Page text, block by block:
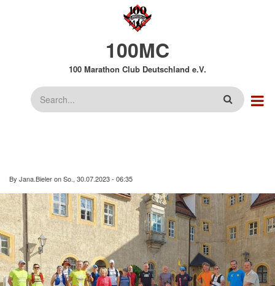
100MC
100 Marathon Club Deutschland e.V.
Suche
By Jana.BieleronSo., 30.07.2023 - 06:35